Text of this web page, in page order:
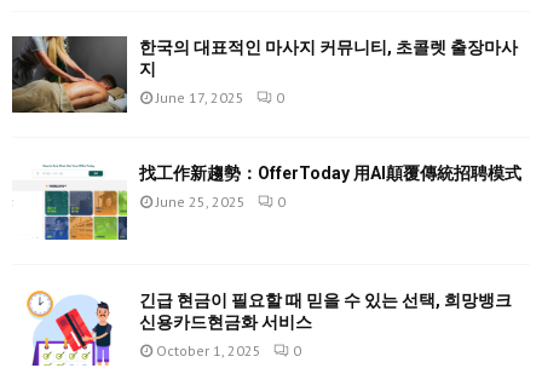
한국의 대표적인 마사지 커뮤니티, 초콜렛 출장마사
지
June 17, 2025 0
找工作新趨勢：OfferToday 用AI顛覆傳統招聘模式
June 25, 2025 0
긴급 현금이 필요할 때 믿을 수 있는 선택, 희망뱅크
신용카드현금화 서비스
October 1, 2025 0